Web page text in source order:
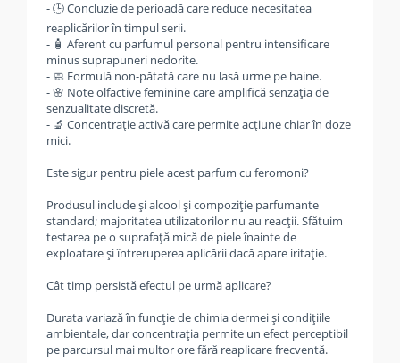
- 🕒 Concluzie de perioadă care reduce necesitatea
reaplicărilor în timpul serii.
- 🧴 Aferent cu parfumul personal pentru intensificare
minus suprapuneri nedorite.
- 🧼 Formulă non-pătată care nu lasă urme pe haine.
- 🌸 Note olfactive feminine care amplifică senzația de
senzualitate discretă.
- 🔬 Concentrație activă care permite acțiune chiar în doze
mici.
Este sigur pentru piele acest parfum cu feromoni?
Produsul include și alcool și compoziție parfumante
standard; majoritatea utilizatorilor nu au reacții. Sfătuim
testarea pe o suprafață mică de piele înainte de
exploatare și întreruperea aplicării dacă apare iritație.
Cât timp persistă efectul pe urmă aplicare?
Durata variază în funcție de chimia dermei și condițiile
ambientale, dar concentrația permite un efect perceptibil
pe parcursul mai multor ore fără reaplicare frecventă.